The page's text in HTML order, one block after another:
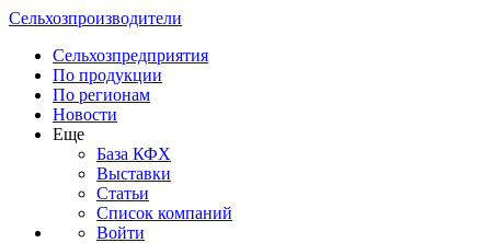
Сельхозпроизводители
Сельхозпредприятия
По продукции
По регионам
Новости
Еще
База КФХ
Выставки
Статьи
Список компаний
Войти